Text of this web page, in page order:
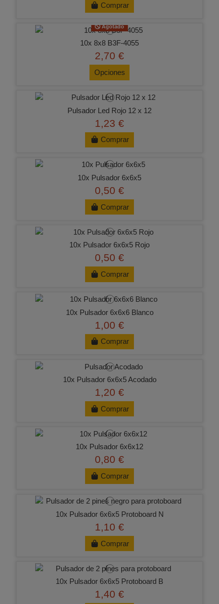
Comprar
Agotado
10x 8x8 B3F-4055
2,70 €
Opciones
Pulsador Led Rojo 12 x 12
1,23 €
Comprar
10x Pulsador 6x6x5
0,50 €
Comprar
10x Pulsador 6x6x5 Rojo
0,50 €
Comprar
10x Pulsador 6x6x6 Blanco
1,00 €
Comprar
10x Pulsador 6x6x5 Acodado
1,20 €
Comprar
10x Pulsador 6x6x12
0,80 €
Comprar
10x Pulsador 6x6x5 Protoboard N
1,10 €
Comprar
10x Pulsador 6x6x5 Protoboard B
1,40 €